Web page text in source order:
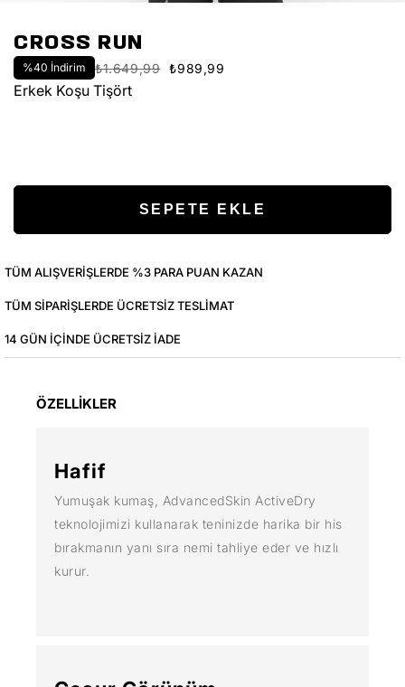
CROSS RUN
%40 İndirim ₺1.649,99 ₺989,99
Erkek Koşu Tişört
TÜM ALIŞVERIŞLERDE %3 PARA PUAN KAZAN
TÜM SIPARIŞLERDE ÜCRETSIZ TESLIMAT
14 GÜN IÇINDE ÜCRETSIZ IADE
ÖZELLİKLER
Hafif
Yumuşak kumaş, AdvancedSkin ActiveDry
teknolojimizi kullanarak teninizde harika bir his
bırakmanın yanı sıra nemi tahliye eder ve hızlı
kurur.